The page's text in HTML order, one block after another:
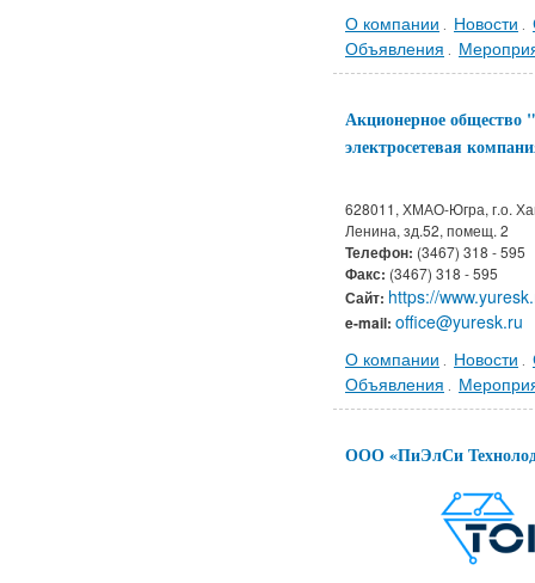
О компании . Новости .
Объявления .
Акционерное общество
электросетевая
628011, ХМАО-Югра, г.о.
Ленина, зд.52, помещ. 2
Телефон: (3467) 318 - 595
Факс: (3467) 318 - 595
Сайт: https://
e-mail: office@yuresk.ru
О компании . Новости .
Объявления .
ООО «ПиЭлСи